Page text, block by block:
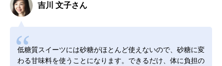
吉川 文子さん
低糖質スイーツには砂糖がほとんど使えないので、砂糖に変
わる甘味料を使うことになります。できるだけ、体に負担の